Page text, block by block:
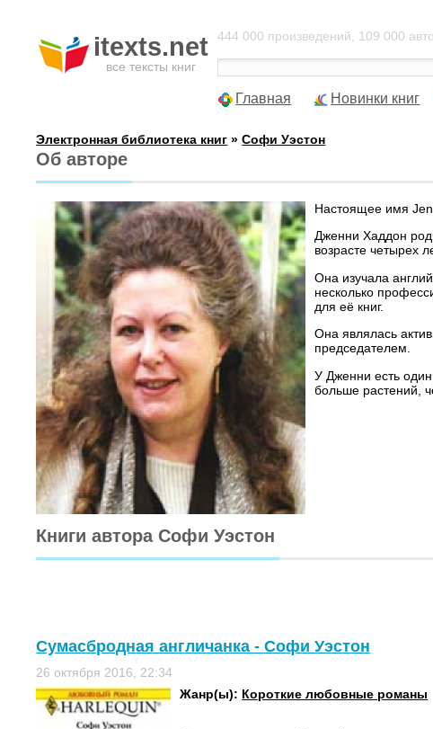
itexts.net
все тексты книг
444 000 произведений, 109 000
Главная Новинки книг
Электронная библиотека книг »Софи Уэстон
Об авторе
Настоящее имя
Дженни Хаддон
возрасте четырех
Она изучала
несколько
для её книг.
Она являлась
председателем.
У Дженни есть
больше растений,
Книги автора Софи Уэстон
Сумасбродная англичанка - Софи Уэстон
26 октября 2016, 22:34
Жанр(ы): Короткие любовные романы